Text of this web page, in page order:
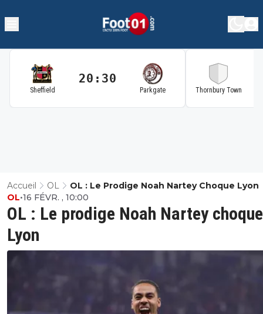
Sheffield
20:30
Parkgate Thornbury Town
Accueil OL OL : Le Prodige Noah Nartey Choque Lyon
OL : Le prodige Noah Nartey choque
Lyon
OL•16 FÉVR. , 10:00